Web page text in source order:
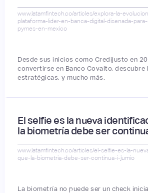
www.latamfintech.co/articles/explora-la-
plataforma-lider-en-banca-digital-disenada-
pymes-en-mexico
Desde sus inicios como Credijusto en
convertirse en Banco Covalto, descubre
estratégicas, y mucho más.
El selfie es la nueva
la biometría debe ser
www.latamfintech.co/articles/el-selfie-es-la-
que-la-biometria-debe-ser-continua-i-jumio
La biometría no puede ser un check